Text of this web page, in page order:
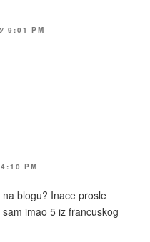
9:01 PM
PM
blogu? Inace prosle
imao 5 iz francuskog